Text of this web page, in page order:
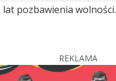
pozbawienia wolności.
REKLAMA